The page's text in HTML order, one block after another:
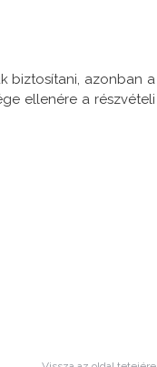
biztosítani, azonban a
ellenére a részvételi